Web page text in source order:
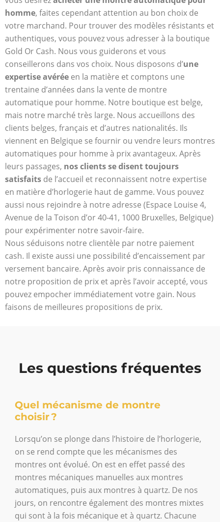
homme, faites cependant attention au bon choix de
votre marchand. Pour trouver des modèles résistants et
authentiques, vous pouvez vous adresser à la boutique
Gold Or Cash. Nous vous guiderons et vous
conseillerons dans vos choix. Nous disposons d’une
expertise avérée en la matière et comptons une
trentaine d’années dans la vente de montre
automatique pour homme. Notre boutique est belge,
mais notre marché très large. Nous accueillons des
clients belges, français et d’autres nationalités. Ils
viennent en Belgique se fournir ou vendre leurs montres
automatiques pour homme à prix avantageux. Après
leurs passages, nos clients se disent toujours
satisfaits de l’accueil et reconnaissent notre expertise
en matière d’horlogerie haut de gamme. Vous pouvez
aussi nous rejoindre à notre adresse (Espace Louise 4,
Avenue de la Toison d’or 40-41, 1000 Bruxelles, Belgique)
pour expérimenter notre savoir-faire.
Nous séduisons notre clientèle par notre paiement
cash. Il existe aussi une possibilité d’encaissement par
versement bancaire. Après avoir pris connaissance de
notre proposition de prix et après l’avoir accepté, vous
pouvez empocher immédiatement votre gain. Nous
faisons de meilleures propositions de prix.
Les questions fréquentes
Quel mécanisme de montre
choisir ?
Lorsqu’on se plonge dans l’histoire de l’horlogerie,
on se rend compte que les mécanismes des
montres ont évolué. On est en effet passé des
montres mécaniques manuelles aux montres
automatiques, puis aux montres à quartz. De nos
jours, on rencontre également des montres mixtes
qui sont à la fois mécanique et à quartz. Chacune